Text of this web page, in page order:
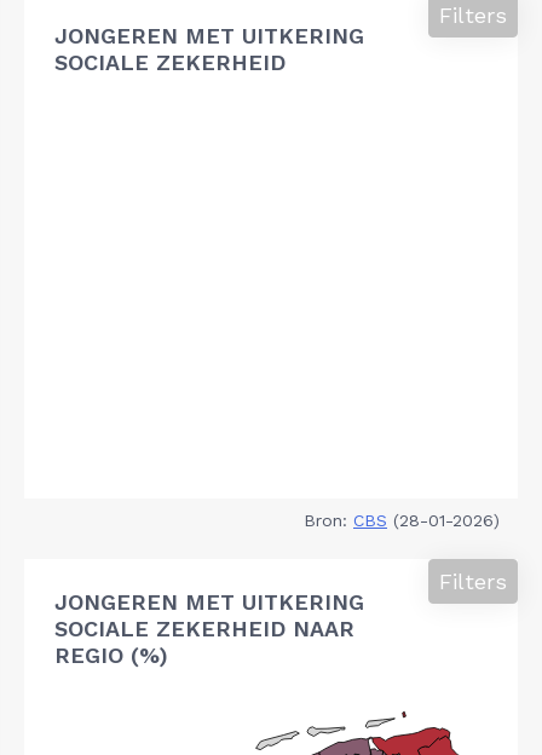
JONGEREN MET UITKERING
SOCIALE ZEKERHEID
Filters
Bron: CBS (28-01-2026)
JONGEREN MET UITKERING
SOCIALE ZEKERHEID NAAR
REGIO (%)
Filters